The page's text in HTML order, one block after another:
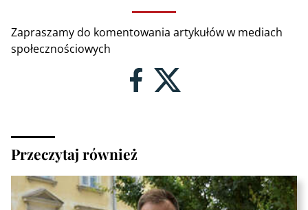
Zapraszamy do komentowania artykułów w mediach
społecznościowych
Przeczytaj również